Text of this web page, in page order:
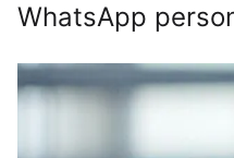
WhatsApp